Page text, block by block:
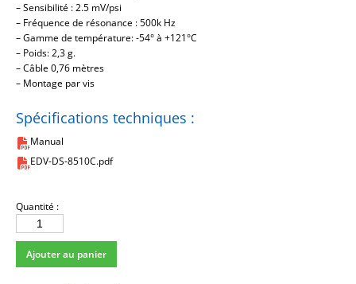
Spécifications techniques :
Manual
EDV-DS-8510C.pdf
– Sensibilité : 2.5 mV/psi
– Fréquence de résonance : 500k Hz
– Gamme de température: -54° à +121°C
– Poids: 2,3 g.
– Câble 0,76 mètres
– Montage par vis
Quantité :
quantité
de
8510C-
Ajouter au panier